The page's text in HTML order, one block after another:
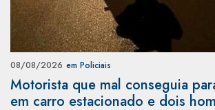
08/08/2026 em Policiais
Motorista que mal conseguia
em carro estacionado e dois